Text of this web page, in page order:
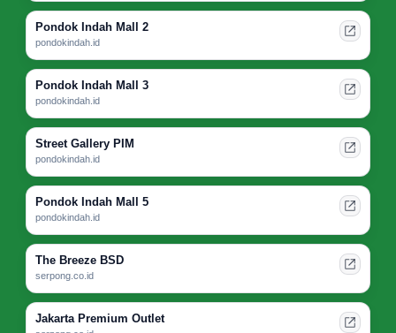
Pondok Indah Mall 2
pondokindah.id
Pondok Indah Mall 3
pondokindah.id
Street Gallery PIM
pondokindah.id
Pondok Indah Mall 5
pondokindah.id
The Breeze BSD
serpong.co.id
Jakarta Premium Outlet